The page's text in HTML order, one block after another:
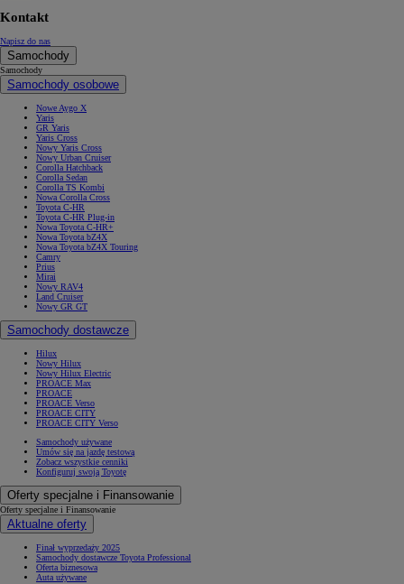
Kontakt
Napisz do nas
Samochody
Samochody
Samochody osobowe
Nowe Aygo X
Yaris
GR Yaris
Yaris Cross
Nowy Yaris Cross
Nowy Urban Cruiser
Corolla Hatchback
Corolla Sedan
Corolla TS Kombi
Nowa Corolla Cross
Toyota C-HR
Toyota C-HR Plug-in
Nowa Toyota C-HR+
Nowa Toyota bZ4X
Nowa Toyota bZ4X Touring
Camry
Prius
Mirai
Nowy RAV4
Land Cruiser
Nowy GR GT
Samochody dostawcze
Hilux
Nowy Hilux
Nowy Hilux Electric
PROACE Max
PROACE
PROACE Verso
PROACE CITY
PROACE CITY Verso
Samochody używane
Umów się na jazdę testową
Zobacz wszystkie cenniki
Konfiguruj swoją Toyotę
Oferty specjalne i Finansowanie
Oferty specjalne i Finansowanie
Aktualne oferty
Finał wyprzedaży 2025
Samochody dostawcze Toyota Professional
Oferta biznesowa
Auta używane